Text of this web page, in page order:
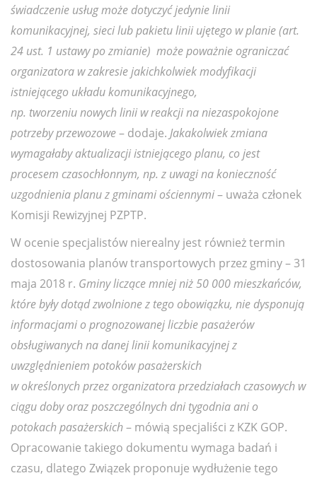
świadczenie usług może dotyczyć jedynie linii
komunikacyjnej, sieci lub pakietu linii ujętego w planie (art.
24 ust. 1 ustawy po zmianie) może poważnie ograniczać
organizatora w zakresie jakichkolwiek modyfikacji
istniejącego układu komunikacyjnego,
np. tworzeniu nowych linii w reakcji na niezaspokojone
potrzeby przewozowe– dodaje. Jakakolwiek zmiana
wymagałaby aktualizacji istniejącego planu, co jest
procesem czasochłonnym, np. z uwagi na konieczność
uzgodnienia planu z gminami ościennymi– uważa członek
Komisji Rewizyjnej PZPTP.
W ocenie specjalistów nierealny jest również termin
dostosowania planów transportowych przez gminy – 31
maja 2018 r. Gminy liczące mniej niż 50 000 mieszkańców,
które były dotąd zwolnione z tego obowiązku, nie dysponują
informacjami o prognozowanej liczbie pasażerów
obsługiwanych na danej linii komunikacyjnej z
uwzględnieniem potoków pasażerskich
w określonych przez organizatora przedziałach czasowych w
ciągu doby oraz poszczególnych dni tygodnia ani o
potokach pasażerskich– mówią specjaliści z KZK GOP.
Opracowanie takiego dokumentu wymaga badań i
czasu, dlatego Związek proponuje wydłużenie tego